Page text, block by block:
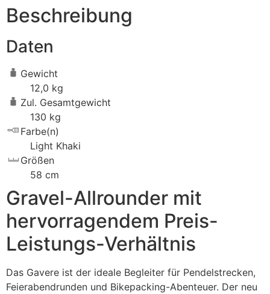
Beschreibung
Daten
Gewicht
12,0 kg
Zul. Gesamtgewicht
130 kg
Farbe(n)
Light Khaki
Größen
58 cm
Gravel-Allrounder mit
hervorragendem Preis-
Leistungs-Verhältnis
Das Gavere ist der ideale Begleiter für Pendelstrecken,
Feierabendrunden und Bikepacking-Abenteuer. Der neu